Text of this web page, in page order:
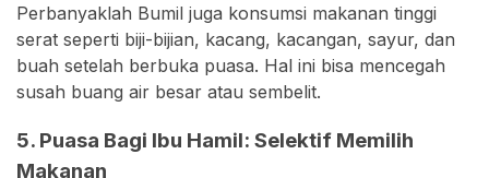
Perbanyaklah Bumil juga konsumsi makanan tinggi
serat seperti biji-bijian, kacang, kacangan, sayur, dan
buah setelah berbuka puasa. Hal ini bisa mencegah
susah buang air besar atau sembelit.
5. Puasa Bagi Ibu Hamil: Selektif Memilih
Makanan